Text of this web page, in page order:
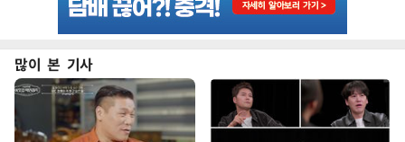
많이 본 기사